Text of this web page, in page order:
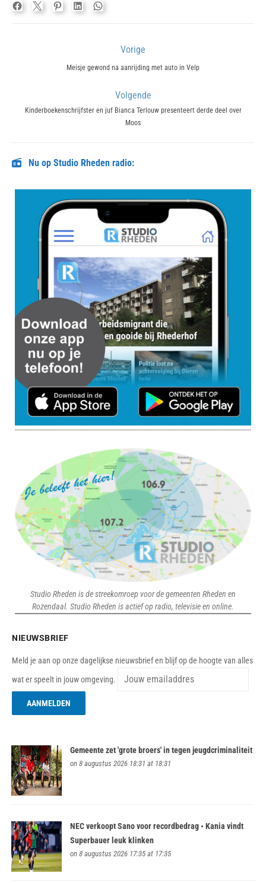
Vorige
Previous
Meisje gewond na aanrijding met auto in Velp
Volgende
Next
Kinderboekenschrijfster en juf Bianca Terlouw presenteert derde deel over
Moos
Nu op Studio Rheden radio:
Studio Rheden is de streekomroep voor de gemeenten Rheden en
Rozendaal. Studio Rheden is actief op radio, televisie en online.
NIEUWSBRIEF
Meld je aan op onze dagelijkse nieuwsbrief en blijf op de hoogte van alles
wat er speelt in jouw omgeving.
Gemeente zet 'grote broers' in tegen jeugdcriminaliteit
on 8 augustus 2026 18:31 at 18:31
NEC verkoopt Sano voor recordbedrag • Kania vindt
Superbauer leuk klinken
on 8 augustus 2026 17:35 at 17:35